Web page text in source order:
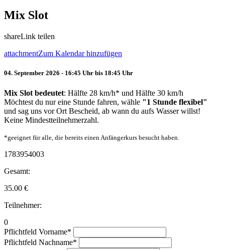
Mix Slot
shareLink teilen
attachmentZum Kalendar hinzufügen
04. September 2026 - 16:45 Uhr bis 18:45 Uhr
Mix Slot bedeutet: Hälfte 28 km/h* und Hälfte 30 km/h
Möchtest du nur eine Stunde fahren, wähle "1 Stunde flexibel"
und sag uns vor Ort Bescheid, ab wann du aufs Wasser willst!
Keine Mindestteilnehmerzahl.
*geeignet für alle, die bereits einen Anfängerkurs besucht haben.
1783954003
Gesamt:
35.00 €
Teilnehmer:
0
Pflichtfeld Vorname*
Pflichtfeld Nachname*